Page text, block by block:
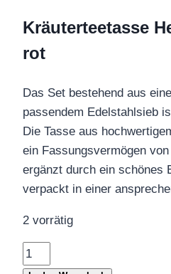
Kräuterteetasse
rot
Das Set bestehend aus
passendem Edelstahlsieb
Die Tasse aus
ein Fassungsvermögen
ergänzt durch ein schönes
verpackt in einer
2 vorrätig
Kräuterteetasse
Herzchen